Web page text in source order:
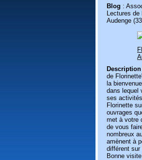
Blog :
Lectures de
Audenge
Description
de
la
dans lequel
ses
Florinette
ouvrages
met à votre
de vous
nombreux
amènent à
différent sur
Bonne